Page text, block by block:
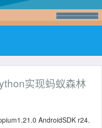
实现蚂蚁森林
AndroidSDK r24.